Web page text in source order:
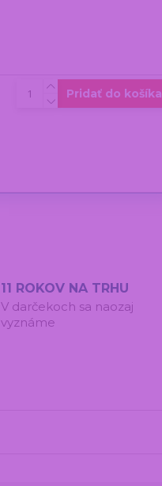
Pridať do košíka
11 ROKOV NA TRHU
V darčekoch sa naozaj
vyznáme